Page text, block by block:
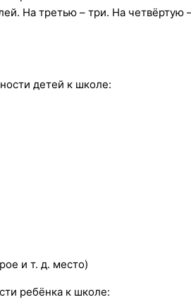
На третью – три. На четвёртую
детей к школе:
и т. д. место)
ребёнка к школе: